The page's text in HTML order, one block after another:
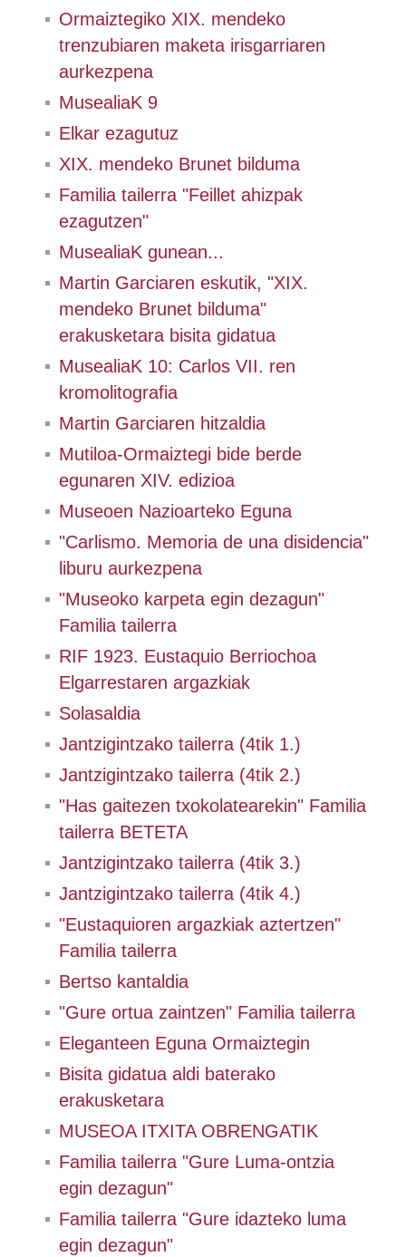
Ormaiztegiko XIX. mendeko
trenzubiaren maketa irisgarriaren
aurkezpena
MusealiaK 9
Elkar ezagutuz
XIX. mendeko Brunet bilduma
Familia tailerra "Feillet ahizpak
ezagutzen"
MusealiaK gunean...
Martin Garciaren eskutik, "XIX.
mendeko Brunet bilduma"
erakusketara bisita gidatua
MusealiaK 10: Carlos VII. ren
kromolitografia
Martin Garciaren hitzaldia
Mutiloa-Ormaiztegi bide berde
egunaren XIV. edizioa
Museoen Nazioarteko Eguna
"Carlismo. Memoria de una disidencia"
liburu aurkezpena
"Museoko karpeta egin dezagun"
Familia tailerra
RIF 1923. Eustaquio Berriochoa
Elgarrestaren argazkiak
Solasaldia
Jantzigintzako tailerra (4tik 1.)
Jantzigintzako tailerra (4tik 2.)
"Has gaitezen txokolatearekin" Familia
tailerra BETETA
Jantzigintzako tailerra (4tik 3.)
Jantzigintzako tailerra (4tik 4.)
"Eustaquioren argazkiak aztertzen"
Familia tailerra
Bertso kantaldia
"Gure ortua zaintzen" Familia tailerra
Eleganteen Eguna Ormaiztegin
Bisita gidatua aldi baterako
erakusketara
MUSEOA ITXITA OBRENGATIK
Familia tailerra "Gure Luma-ontzia
egin dezagun"
Familia tailerra "Gure idazteko luma
egin dezagun"